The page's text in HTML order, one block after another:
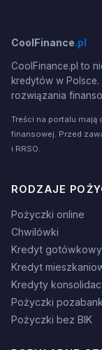
CoolFinance.pl
CoolFinance.pl to
kredytów w
rozwiązania
Treści na portalu mają
finansowej. Przed
i RRSO.
RODZAJE
Pożyczki online
Chwilówki
Kredyt gotówkowy
Kredyt
Kredyty
Pożyczki
Pożyczki bez BIK